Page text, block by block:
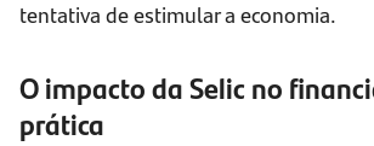
tentativa de estimular a economia.
O impacto da Selic no
prática